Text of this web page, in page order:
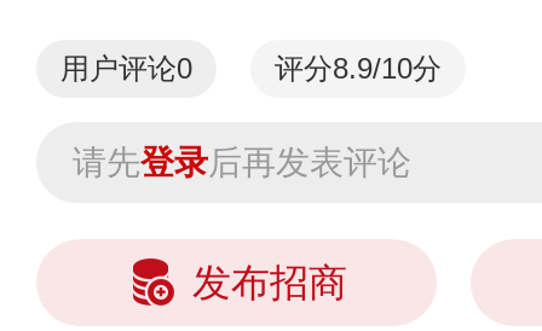
用户评论0 评分8.9/10分
请先登录后再发表评论
发布招商